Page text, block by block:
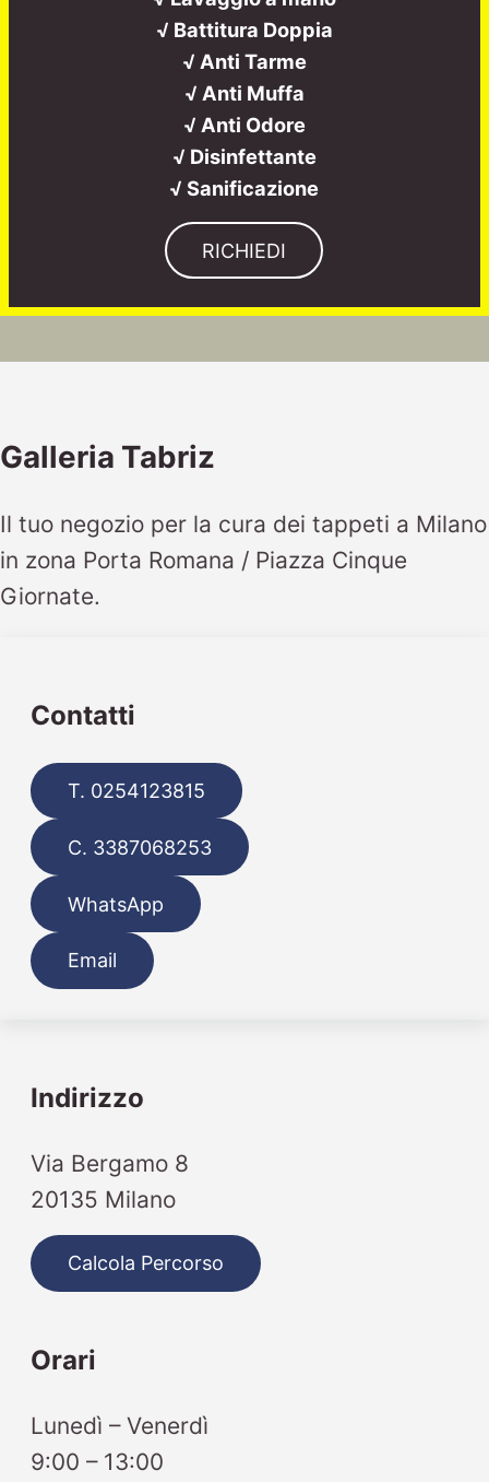
√ Battitura Doppia
√ Anti Tarme
√ Anti Muffa
√ Anti Odore
√ Disinfettante
√ Sanificazione
RICHIEDI
Galleria Tabriz
Il tuo negozio per la cura dei tappeti a Milano
in zona Porta Romana / Piazza Cinque
Giornate.
Contatti
T. 0254123815
C. 3387068253
WhatsApp
Email
Indirizzo
Via Bergamo 8
20135 Milano
Calcola Percorso
Orari
Lunedì – Venerdì
9:00 – 13:00